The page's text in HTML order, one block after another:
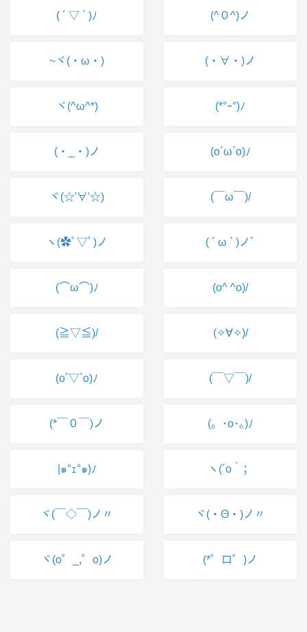
( ´ ▽ ` )ﾉ (^０^)ノ
~ヾ(・ω・) (・∀・)ノ
ヾ(^ω^*) (*°ｰ°)ﾉ
(・_・)ノ (o´ω`o)ﾉ
ヾ(☆'∀'☆) (￣ω￣)/
ヽ(✿ﾟ▽ﾟ)ノ ( ´ ω ` )ノﾞ
(⌒ω⌒)ﾉ (o^ ^o)/
(≧▽≦)/ (✧∀✧)/
(o´▽`o)ﾉ (￣▽￣)/
(*￣０￣)ノ (。･o･｡)ﾉ
|๑°ｪ°๑)ﾉ ヽ(´o｀；
ヾ(￣◇￣)ノ〃 ヾ(・Θ・)ノ〃
ヾ(o゜_,゜o)ノ (*゜ロ゜)ノ